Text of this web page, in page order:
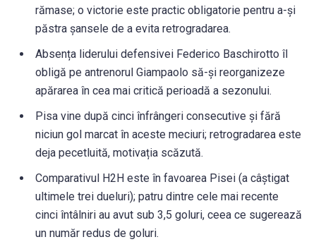
rămase; o victorie este practic obligatorie pentru a-și
păstra șansele de a evita retrogradarea.
Absența liderului defensivei Federico Baschirotto îl
obligă pe antrenorul Giampaolo să-și reorganizeze
apărarea în cea mai critică perioadă a sezonului.
Pisa vine după cinci înfrângeri consecutive și fără
niciun gol marcat în aceste meciuri; retrogradarea este
deja pecetluită, motivația scăzută.
Comparativul H2H este în favoarea Pisei (a câștigat
ultimele trei dueluri); patru dintre cele mai recente
cinci întâlniri au avut sub 3,5 goluri, ceea ce sugerează
un număr redus de goluri.